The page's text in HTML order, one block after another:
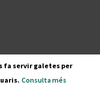
fa servir galetes per
Consulta més